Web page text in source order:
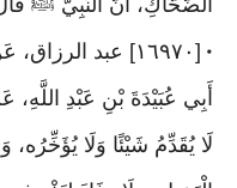
الضَّحَّاكِ، أَنَّ النَّبِيَّ ﷺ
•
[١٦٩٧٠] عبد
لَا يُقَدِّمُ شَيْئًا وَلَا